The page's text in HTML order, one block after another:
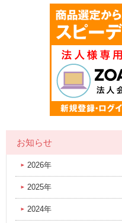
お知らせ
2026年
2025年
2024年